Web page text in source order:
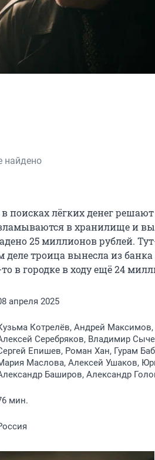
найдено
поисках лёгких денег
в хранилище и
25 миллионов рублей.
деле троица вынесла из
в городке в ходу ещё 24
апреля 2025
Котрелёв, Андрей
Серебряков, Владимир
Епишев, Роман Хан, Гурам
Маслова, Алексей Ушаков,
Баширов, Александр
мин.